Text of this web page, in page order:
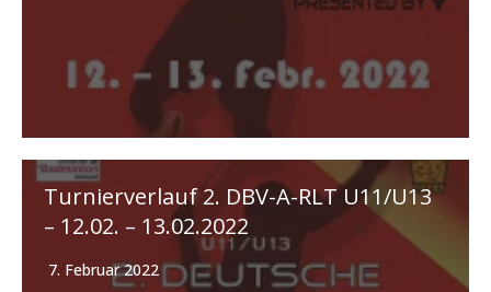
Turnierverlauf 2. DBV-A-RLT U11/U13
– 12.02. – 13.02.2022
7. Februar 2022